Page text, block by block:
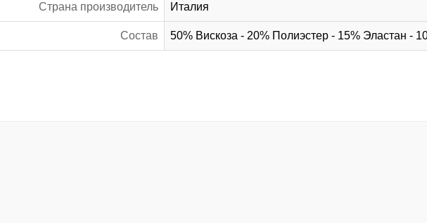
Страна производитель Италия
Состав 50% Вискоза - 20% Полиэстер - 15% Эластан -